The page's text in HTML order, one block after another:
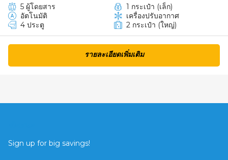
5 ผู้โดยสาร
1 กระเป๋า (เล็ก)
อัตโนมัติ
เครื่องปรับอากาศ
4 ประตู
2 กระเป๋า (ใหญ่)
รายละเอียดเพิ่มเติม
Sign up for big savings!